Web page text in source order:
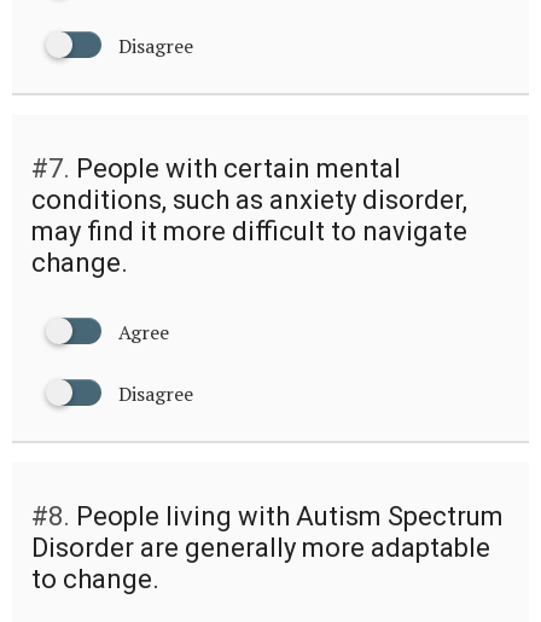
Disagree
#7. People with certain mental
conditions, such as anxiety disorder,
may find it more difficult to navigate
change.
Agree
Disagree
#8. People living with Autism Spectrum
Disorder are generally more adaptable
to change.